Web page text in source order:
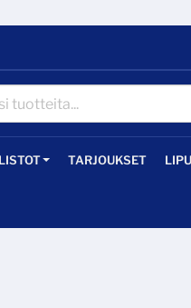
TARJOUKSET